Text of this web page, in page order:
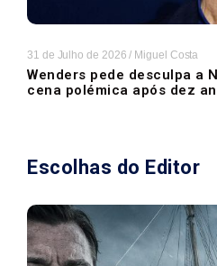
31 de Julho de 2026 / Miguel Costa
Wenders pede desculpa a
cena polémica após dez
Escolhas do Editor